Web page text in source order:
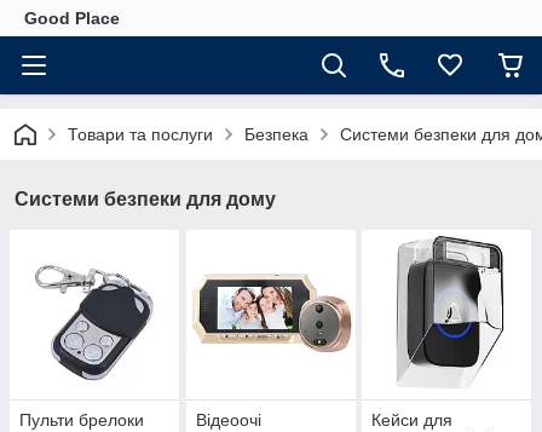
Good Place
Товари та послуги Безпека Системи безпеки для
Системи безпеки для дому
Пульти брелоки
Відеоочі
Кейси для